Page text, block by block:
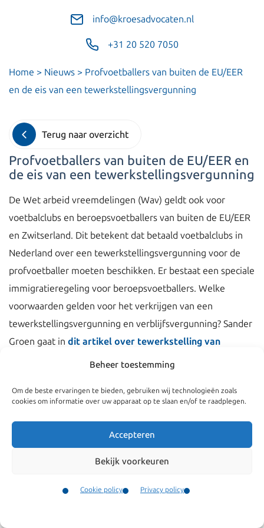
Beheer toestemming
Om de beste ervaringen te bieden, gebruiken wij technologieën zoals
cookies om informatie over uw apparaat op te slaan en/of te raadplegen.
Accepteren
Bekijk voorkeuren
Cookie policy Privacy policy
info@kroesadvocaten.nl
+31 20 520 7050
Home > Nieuws > Profvoetballers van buiten de EU/EER
en de eis van een tewerkstellingsvergunning
Terug naar overzicht
Profvoetballers van buiten de EU/EER en
de eis van een tewerkstellingsvergunning
De Wet arbeid vreemdelingen (Wav) geldt ook voor
voetbalclubs en beroepsvoetballers van buiten de EU/EER
en Zwitserland. Dit betekent dat betaald voetbalclubs in
Nederland over een tewerkstellingsvergunning voor de
profvoetballer moeten beschikken. Er bestaat een speciale
immigratieregeling voor beroepsvoetballers. Welke
voorwaarden gelden voor het verkrijgen van een
tewerkstellingsvergunning en verblijfsvergunning? Sander
Groen gaat in dit artikel over tewerkstelling van
in op alle voorwaarden, de procedure om
van de eis om te beschikken over een
worden opgelegd aan de betaald voetbalclub bij illegale
tewerkstelling.